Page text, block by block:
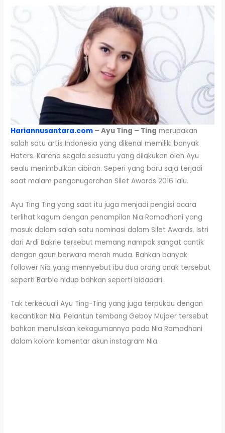
Hariannusantara.com – Ayu Ting – Ting merupakan
salah satu artis Indonesia yang dikenal memiliki banyak
Haters. Karena segala sesuatu yang dilakukan oleh Ayu
sealu menimbulkan cibiran. Seperi yang baru saja terjadi
saat malam penganugerahan Silet Awards 2016 lalu.
Ayu Ting Ting yang saat itu juga menjadi pengisi acara
terlihat kagum dengan penampilan Nia Ramadhani yang
masuk dalam salah satu nominasi dalam Silet Awards. Istri
dari Ardi Bakrie tersebut memang nampak sangat cantik
dengan gaun berwara merah muda. Bahkan banyak
follower Nia yang mennyebut ibu dua orang anak tersebut
seperti Barbie hidup bahkan seperti bidadari.
Tak terkecuali Ayu Ting-Ting yang juga terpukau dengan
kecantikan Nia. Pelantun tembang Geboy Mujaer tersebut
bahkan menuliskan kekagumannya pada Nia Ramadhani
dalam kolom komentar akun instagram Nia.